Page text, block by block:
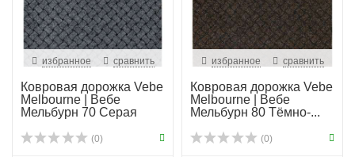
избранное сравнить
Ковровая дорожка Vebe
Melbourne | Вебе
Мельбурн 70 Серая
(0)
избранное сравнить
Ковровая дорожка Vebe
Melbourne | Вебе
Мельбурн 80 Тёмно-...
(0)